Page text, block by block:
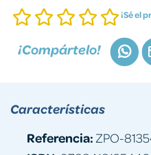
¡Sé el
¡Compártelo!
Características
Referencia: ZPO-